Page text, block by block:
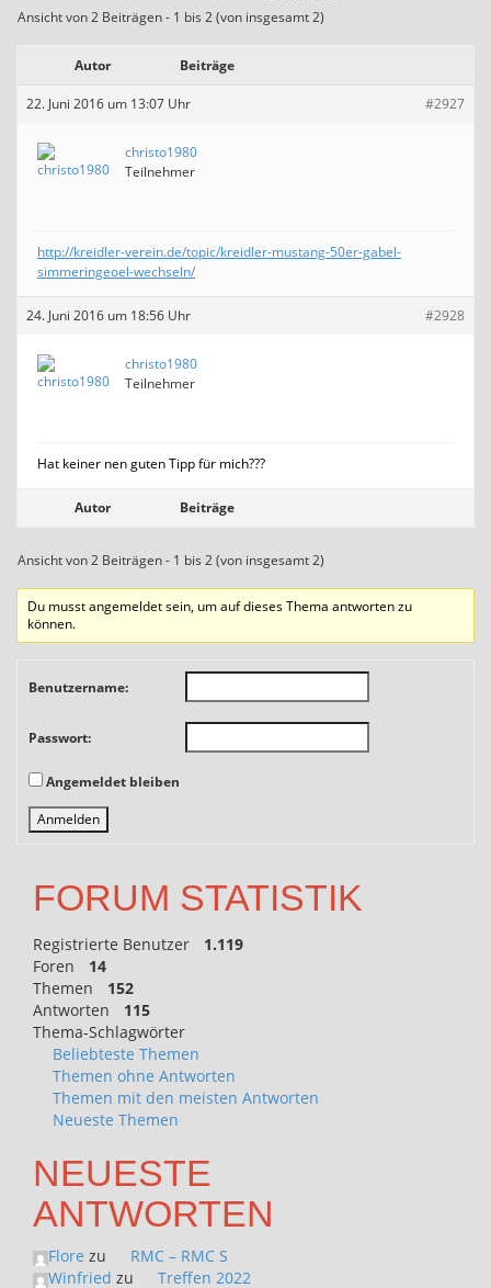
Ansicht von 2 Beiträgen - 1 bis 2 (von insgesamt 2)
Autor Beiträge
22. Juni 2016 um 13:07 Uhr #2927
christo1980
Teilnehmer
http://kreidler-verein.de/topic/kreidler-mustang-50er-gabel-
simmeringeoel-wechseln/
24. Juni 2016 um 18:56 Uhr #2928
christo1980
Teilnehmer
Hat keiner nen guten Tipp für mich???
Autor Beiträge
Ansicht von 2 Beiträgen - 1 bis 2 (von insgesamt 2)
Du musst angemeldet sein, um auf dieses Thema antworten zu
können.
Benutzername:
Passwort:
Angemeldet bleiben
Anmelden
FORUM STATISTIK
Registrierte Benutzer
1.119
Foren
14
Themen
152
Antworten
115
Thema-Schlagwörter
Beliebteste Themen
Themen ohne Antworten
Themen mit den meisten Antworten
Neueste Themen
NEUESTE
ANTWORTEN
Flore zu
RMC – RMC S
Winfried zu Treffen 2022